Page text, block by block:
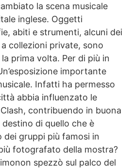
la scena musicale
inglese. Oggetti
abiti e strumenti, alcuni dei
collezioni private, sono
prima volta. Per di più in
importante
Infatti ha permesso
abbia influenzato le
contribuendo in buona
di quello che è
dei gruppi più famosi in
fotografato della mostra?
spezzò sul palco del